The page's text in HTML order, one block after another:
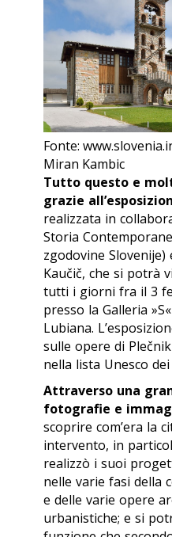
Fonte:
Miran Kambic
Tutto questo e
grazie
realizzata in
Storia
zgodovine
Kaučič, che si potrà
tutti i giorni fra il 3
presso la Galleria
Lubiana.
sulle opere di
nella lista Unesco
Attraverso una
fotografie e
scoprire com’era la
intervento, in
realizzò i suoi
nelle varie fasi della
e delle varie opere
urbanistiche; e si